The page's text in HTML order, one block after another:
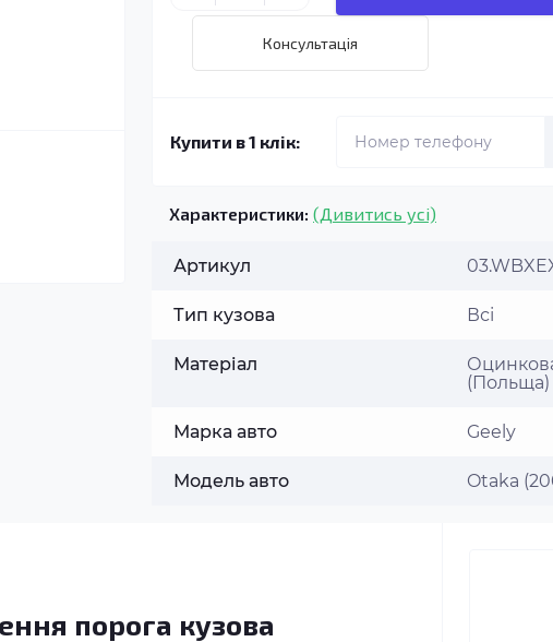
Консультація
Купити в 1 клік:
Характеристики: (Дивитись усі)
Артикул
Тип кузова Всі
Матеріал
(Польща)
Марка авто Geely
Модель авто Otaka
порога кузова